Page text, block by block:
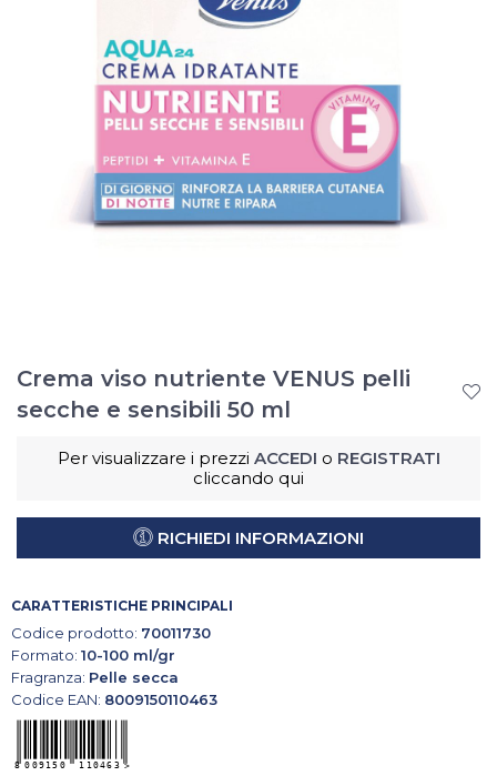
Crema viso nutriente VENUS pelli
secche e sensibili 50 ml
Per visualizzare i prezzi ACCEDI o REGISTRATI
cliccando qui
RICHIEDI INFORMAZIONI
CARATTERISTICHE PRINCIPALI
Codice prodotto: 70011730
Formato: 10-100 ml/gr
Fragranza: Pelle secca
Codice EAN: 8009150110463